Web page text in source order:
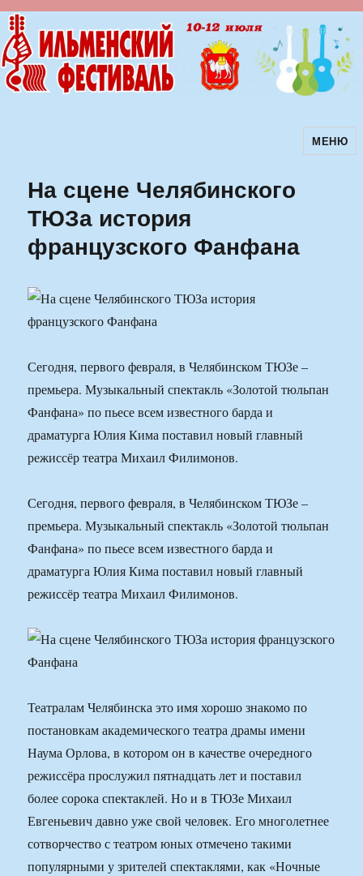
Ильменский фестиваль авторскойМЕНЮ
На сцене Челябинского
ТЮЗа история
французского Фанфана
Сегодня, первого февраля, в Челябинском ТЮЗе –
премьера. Музыкальный спектакль «Золотой тюльпан
Фанфана» по пьесе всем известного барда и
драматурга Юлия Кима поставил новый главный
режиссёр театра Михаил Филимонов.
Сегодня, первого февраля, в Челябинском ТЮЗе –
премьера. Музыкальный спектакль «Золотой тюльпан
Фанфана» по пьесе всем известного барда и
драматурга Юлия Кима поставил новый главный
режиссёр театра Михаил Филимонов.
Театралам Челябинска это имя хорошо знакомо по
постановкам академического театра драмы имени
Наума Орлова, в котором он в качестве очередного
режиссёра прослужил пятнадцать лет и поставил
более сорока спектаклей. Но и в ТЮЗе Михаил
Евгеньевич давно уже свой человек. Его многолетнее
сотворчество с театром юных отмечено такими
популярными у зрителей спектаклями, как «Ночные